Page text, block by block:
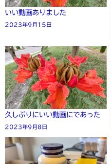
いい動画ありました
2023年9月15日
久しぶりにいい動画にであった
2023年9月8日